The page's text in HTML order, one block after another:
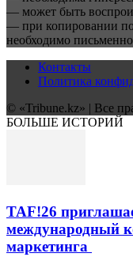
— может быть
— при копировании
необходимо
Контакты
Политика
© «Tribune.kz» | Все
БОЛЬШЕ ИСТОРИЙ
TAF!26
международный
маркетинга